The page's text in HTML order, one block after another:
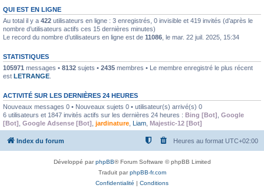
QUI EST EN LIGNE
Au total il y a 422 utilisateurs en ligne : 3 enregistrés, 0 invisible et 419 invités (d’après le
nombre d’utilisateurs actifs ces 15 dernières minutes)
Le record du nombre d’utilisateurs en ligne est de 11086 , le mar. 22 juil. 2025, 15:34
STATISTIQUES
105971 messages • 8132 sujets • 2435 membres • Le membre enregistré le plus récent
est LETRANGE
ACTIVITÉ SUR LES DERNIÈRES 24 HEURES
Nouveaux messages 0 • Nouveaux sujets 0 • utilisateur(s) arrivé(s) 0
6 utilisateurs et 1847 invités actifs sur les dernières 24 heures : Bing [Bot] Google
[Bot] Google Adsense [Bot] jardinature Liam Majestic-12 [Bot]
Index du forum Heures au format UTC+02:00
Développé parphpBB® Forum Software © phpBB Limited
Traduit parphpBB-fr.com
Confidentialité | Conditions